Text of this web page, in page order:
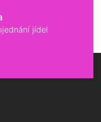
jídel